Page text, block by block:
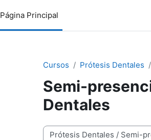
Página Principal
Cursos Prótesis Dentales
Semi-
Dentales
Categorías